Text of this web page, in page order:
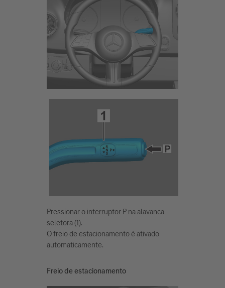
Pressionar o interruptor P na alavanca
seletora (1).
O freio de estacionamento é ativado
automaticamente.
Freio de estacionamento